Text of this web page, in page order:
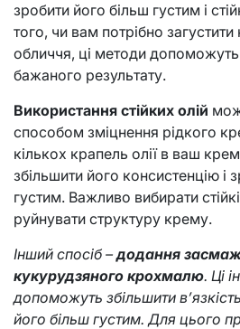
зробити його більш густим і
того, чи вам потрібно
обличчя, ці методи
бажаного результату.
Використання стійких олій
способом зміцнення рідкого
кількох крапель олії в ваш
збільшити його консистенцію і
густим. Важливо вибирати стійкі
руйнувати структуру крему.
Інший спосіб –додання
кукурудзяного крохмалю. Ці
допоможуть збільшити
його більш густим. Для цього